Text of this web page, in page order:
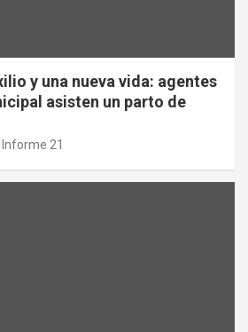
y una nueva vida: agentes
asisten un parto de
Informe 21